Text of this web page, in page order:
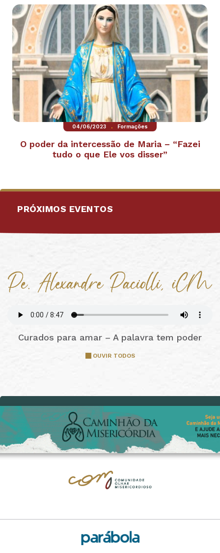
04/06/2023 . Formações
O poder da intercessão de Maria – “Fazei
tudo o que Ele vos disser”
PRÓXIMOS EVENTOS
Curados para amar – A palavra tem poder
OUVIR TODOS